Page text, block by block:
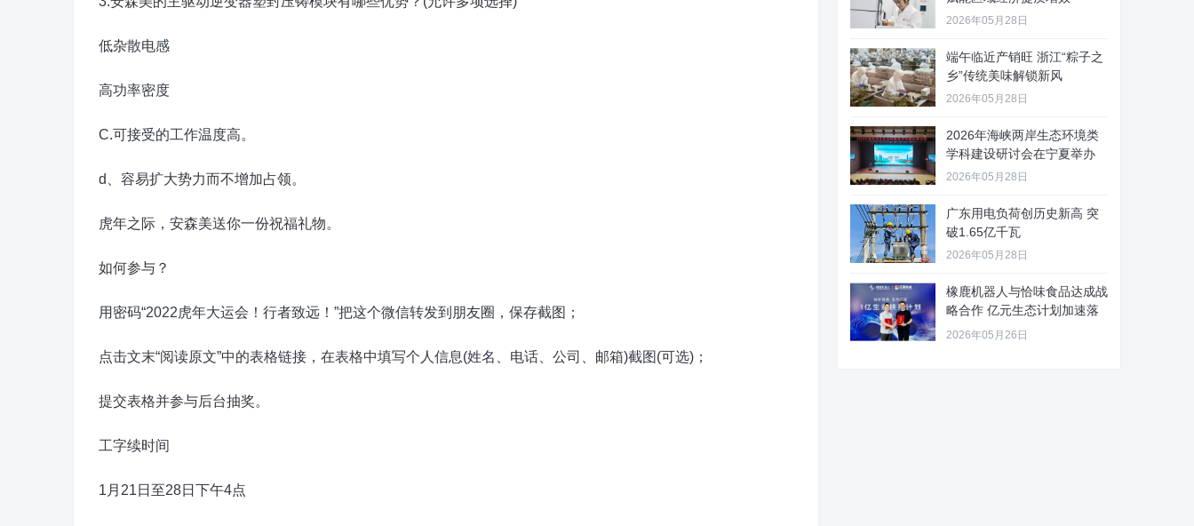
低杂散电感
高功率密度
C.可接受的工作温度高。
d、容易扩大势力而不增加占领。
虎年之际，安森美送你一份祝福礼物。
如何参与？
用密码“2022虎年大运会！行者致远！”把这个微信转发到朋友圈，保存截图；
点击文末“阅读原文”中的表格链接，在表格中填写个人信息(姓名、电话、公司、邮箱)截图(可选)；
提交表格并参与后台抽奖。
工字续时间
1月21日至28日下午4点
2026年05月28日
端午临近产销旺 浙江“粽子之
乡”传统美味解锁新风
2026年05月28日
2026年海峡两岸生态环境类
学科建设研讨会在宁夏举办
2026年05月28日
广东用电负荷创历史新高 突
破1.65亿千瓦
2026年05月28日
橡鹿机器人与恰味食品达成战
略合作 亿元生态计划加速落
地
2026年05月26日